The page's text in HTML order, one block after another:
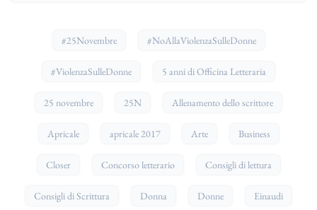
#25Novembre #NoAllaViolenzaSulleDonne
#ViolenzaSulleDonne 5 anni di Officina Letteraria
25 novembre 25N Allenamento dello scrittore
Apricale apricale 2017 Arte Business
Closer Concorso letterario Consigli di lettura
Consigli di Scrittura Donna Donne Einaudi